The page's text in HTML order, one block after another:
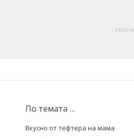
Home
По темата …
Вкусно от тефтера на мама